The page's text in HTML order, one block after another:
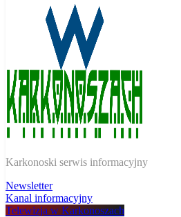
W Karkonoszach
Karkonoski serwis informacyjny
Newsletter
Kanal informacyjny
Telewizja w Karkonoszach